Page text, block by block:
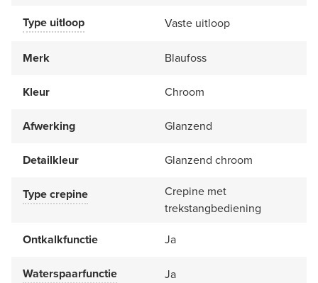
Type uitloop
Vaste uitloop
Merk Blaufoss
Kleur Chroom
Afwerking Glanzend
Detailkleur Glanzend chroom
Type crepine
Crepine met
trekstangbediening
Ontkalkfunctie
Ja
Waterspaarfunctie Ja